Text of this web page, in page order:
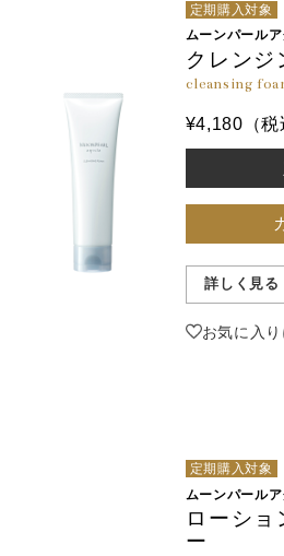
定期購入対象
ムーンパール
クレンジ
cleansing
¥4,180（税
詳しく見る
お気に入
定期購入対象
ムーンパール
ローシ
ー